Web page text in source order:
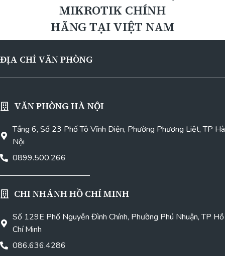
MIKROTIK CHÍNH
HÃNG TẠI VIỆT NAM
ĐỊA CHỈ VĂN PHÒNG
VĂN PHÒNG HÀ NỘI
Tầng 6, Số 23 Phố Tô Vĩnh Diện, Phường Phương Liệt, TP Hà
Nội
0899.500.266
CHI NHÁNH HỒ CHÍ MINH
Số 129E Phố Nguyễn Đình Chính, Phường Phú Nhuận, TP Hồ
Chí Minh
086.636.4286